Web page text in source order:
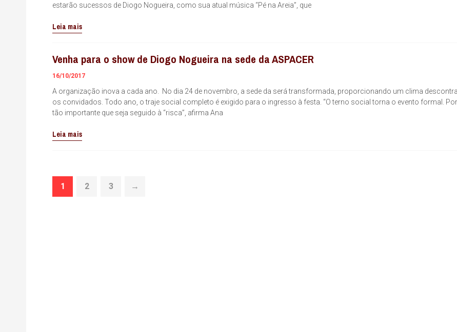
estarão sucessos de Diogo Nogueira, como sua atual música “Pé na Areia”, que
Leia mais
Venha para o show de Diogo Nogueira na sede da ASPACER
16/10/2017
A organização inova a cada ano. No dia 24 de novembro, a sede da será transformada, proporcionando um clima
os convidados. Todo ano, o traje social completo é exigido para o ingresso à festa. “O terno social torna o evento formal.
tão importante que seja seguido à “risca”, afirma Ana
Leia mais
1 2 3 →